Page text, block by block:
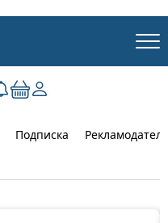
Подписка